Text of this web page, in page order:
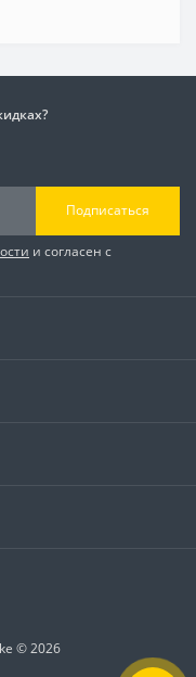
Подписаться
и согласен с
© 2026